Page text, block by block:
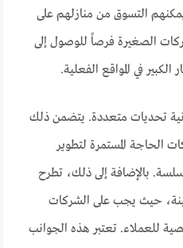
التسوق من منازلهم على
الشركات الصغيرة فرصاً للوصول إلى
في المواقع الفعلية.
تحديات متعددة. يتضمن ذلك
الحاجة المستمرة لتطوير
بالإضافة إلى ذلك، تطرح
حيث يجب على الشركات
للعملاء. تعتبر هذه الجوانب